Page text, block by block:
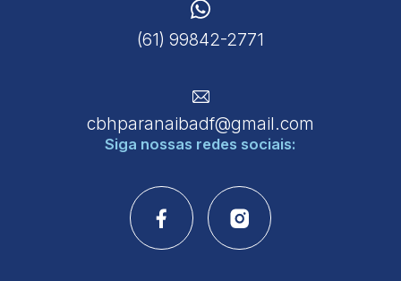
(61) 99842-2771
cbhparanaibadf@gmail.com
Siga nossas redes sociais: